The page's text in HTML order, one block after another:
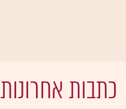
כתבות אחרונות